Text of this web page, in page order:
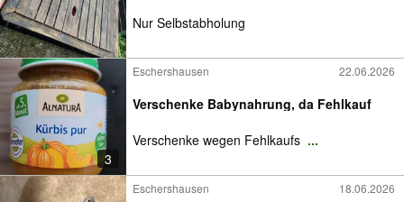
Nur Selbstabholung
3
Eschershausen 22.06.2026
Verschenke Babynahrung, da Fehlkauf
Verschenke wegen Fehlkaufs ...
Eschershausen 18.06.2026